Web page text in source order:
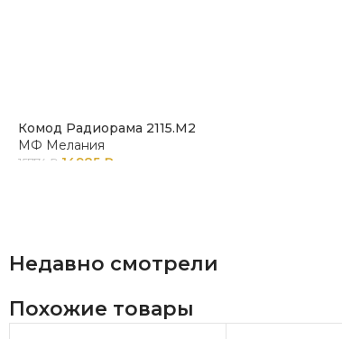
Комод Радиорама 2115.М2
МФ Мелания
15774 ₽ 14985 ₽
Недавно смотрели
Похожие товары